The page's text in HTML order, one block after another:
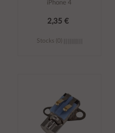
iPhone 4
2,35 €
Stocks (0)